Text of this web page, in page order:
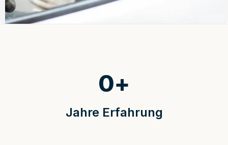
Jahre Erfahrung
0+